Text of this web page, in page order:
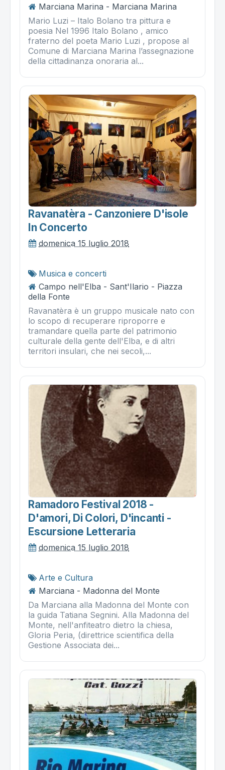
Marciana Marina - Marciana Marina
Mario Luzi – Italo Bolano tra pittura e
poesia Nel 1996 Italo Bolano , amico
fraterno del poeta Mario Luzi , propose al
Comune di Marciana Marina l’assegnazione
della cittadinanza onoraria al...
Ravanatèra - Canzoniere D'isole
In Concerto
domenica 15 luglio 2018
Musica e concerti
Campo nell'Elba - Sant'Ilario - Piazza
della Fonte
Ravanatèra è un gruppo musicale nato con
lo scopo di recuperare riproporre e
tramandare quella parte del patrimonio
culturale della gente dell'Elba, e di altri
territori insulari, che nei secoli,...
Ramadoro Festival 2018 -
D'amori, Di Colori, D'incanti -
Escursione Letteraria
domenica 15 luglio 2018
Arte e Cultura
Marciana - Madonna del Monte
Da Marciana alla Madonna del Monte con
la guida Tatiana Segnini. Alla Madonna del
Monte, nell'anfiteatro dietro la chiesa,
Gloria Peria, (direttrice scientifica della
Gestione Associata dei...